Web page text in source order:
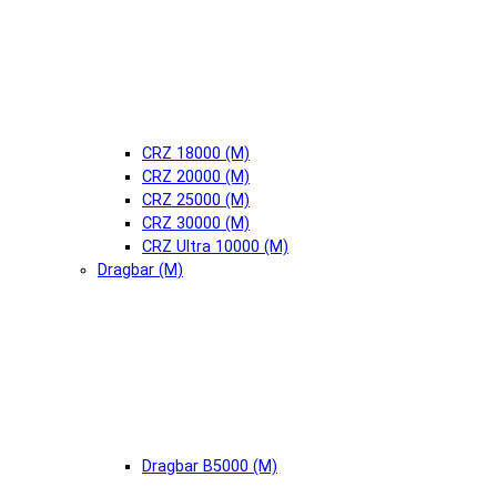
CRZ 18000 (М)
CRZ 20000 (М)
CRZ 25000 (М)
CRZ 30000 (М)
CRZ Ultra 10000 (М)
Dragbar (М)
Dragbar B5000 (М)